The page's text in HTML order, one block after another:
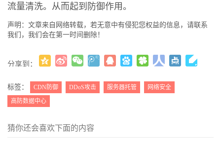
流量清洗。从而起到防御作用。
声明：文章来自网络转载，若无意中有侵犯您权益的信息，请联系
我们，我们会在第一时间删除！
分享到：
( )
标签： CDN防御 DDoS攻击 服务器托管
网络安全
高防数据中心
猜你还会喜欢下面的内容